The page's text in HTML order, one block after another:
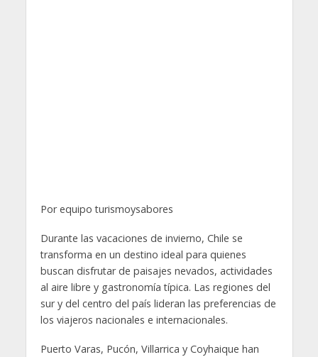
Por equipo turismoysabores
Durante las vacaciones de invierno, Chile se
transforma en un destino ideal para quienes
buscan disfrutar de paisajes nevados, actividades
al aire libre y gastronomía típica. Las regiones del
sur y del centro del país lideran las preferencias de
los viajeros nacionales e internacionales.
Puerto Varas, Pucón, Villarrica y Coyhaique han